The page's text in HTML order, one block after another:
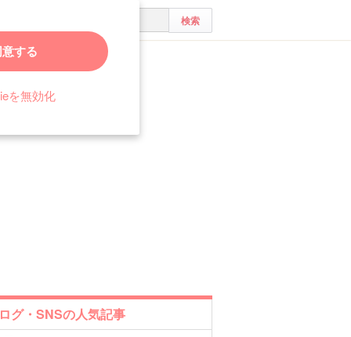
する
を無効化
ルになった話
グ・SNSの人気記事